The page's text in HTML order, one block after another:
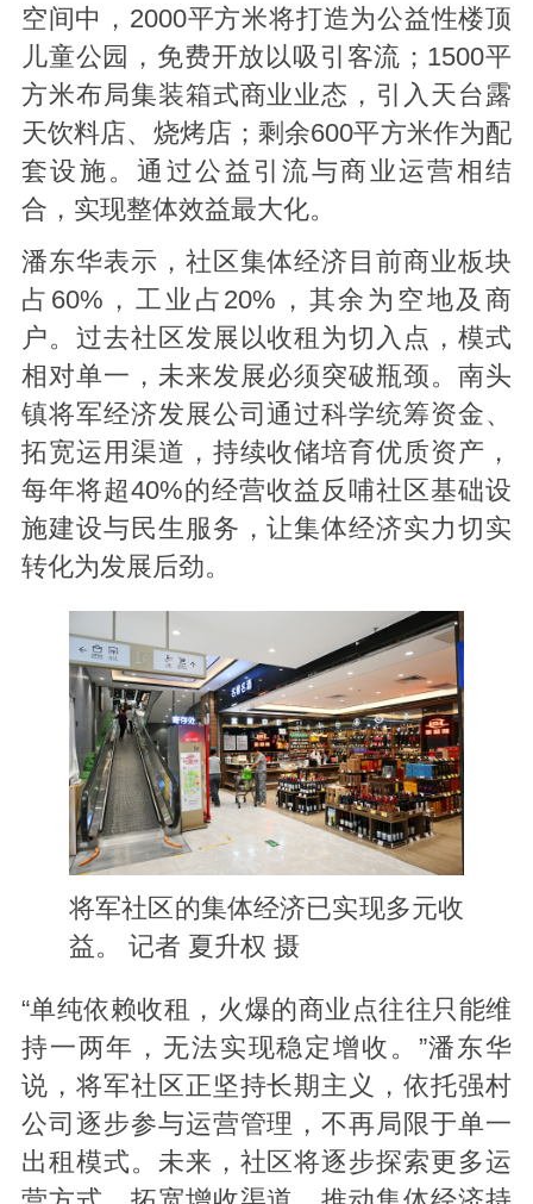
空间中，2000平方米将打造为公益性楼顶
儿童公园，免费开放以吸引客流；1500平
方米布局集装箱式商业业态，引入天台露
天饮料店、烧烤店；剩余600平方米作为配
套设施。通过公益引流与商业运营相结
合，实现整体效益最大化。
潘东华表示，社区集体经济目前商业板块
占60%，工业占20%，其余为空地及商
户。过去社区发展以收租为切入点，模式
相对单一，未来发展必须突破瓶颈。南头
镇将军经济发展公司通过科学统筹资金、
拓宽运用渠道，持续收储培育优质资产，
每年将超40%的经营收益反哺社区基础设
施建设与民生服务，让集体经济实力切实
转化为发展后劲。
将军社区的集体经济已实现多元收
益。 记者 夏升权 摄
“单纯依赖收租，火爆的商业点往往只能维
持一两年，无法实现稳定增收。”潘东华
说，将军社区正坚持长期主义，依托强村
公司逐步参与运营管理，不再局限于单一
出租模式。未来，社区将逐步探索更多运